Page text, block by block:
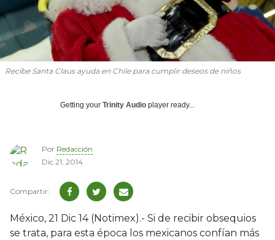
Recibe Santa Claus ayuda en Chile para cumplir deseos de niños
Getting your Trinity Audio player ready...
Por Redacción
Dic 21, 2014
México, 21 Dic 14 (Notimex).- Si de recibir obsequios
se trata, para esta época los mexicanos confían más